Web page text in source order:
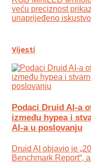
veću preciznost
unaprijeđeno
Vijesti
Podaci Druid AI-a
između hypea i
AI-a u poslovanju
Druid AI objavio je
Benchmark Report“,